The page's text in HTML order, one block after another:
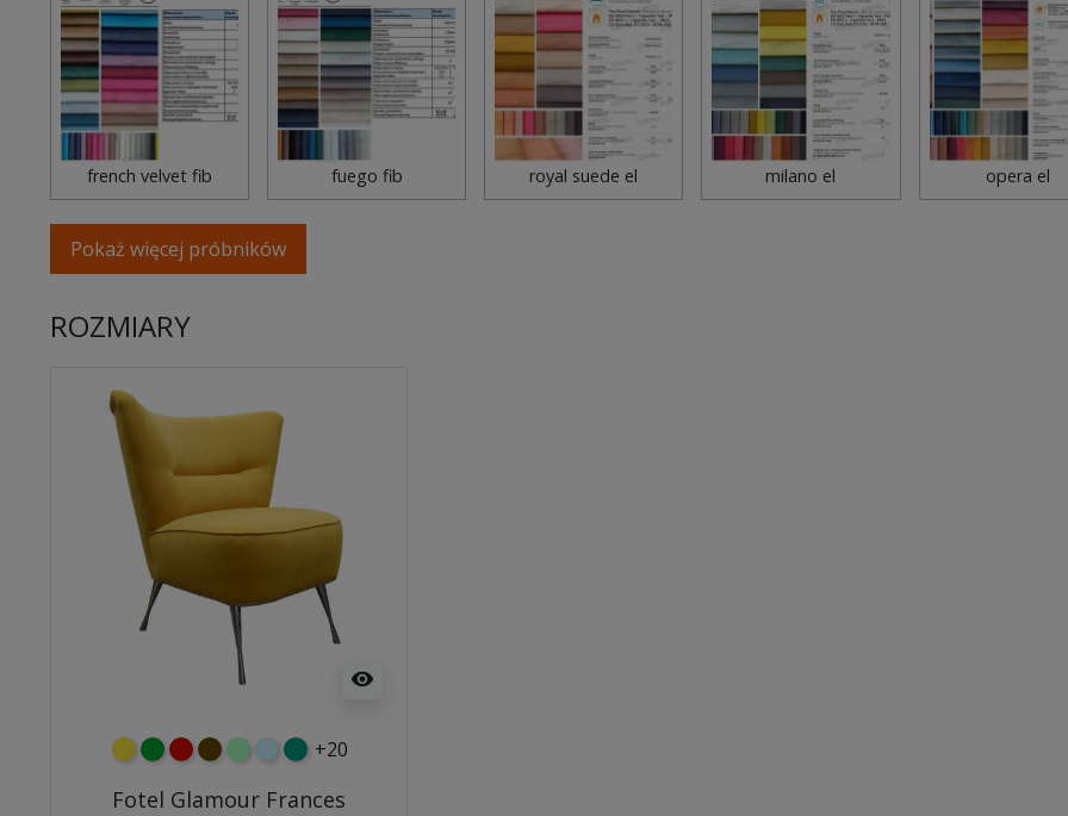
french velvet fib fuego fib royal suede el milano el opera el
Pokaż więcej próbników
ROZMIARY
visibility
żółtyzielonyczerwony
czekoladowy
miętowybłękitny
turkusowy
+20
Fotel Glamour Frances